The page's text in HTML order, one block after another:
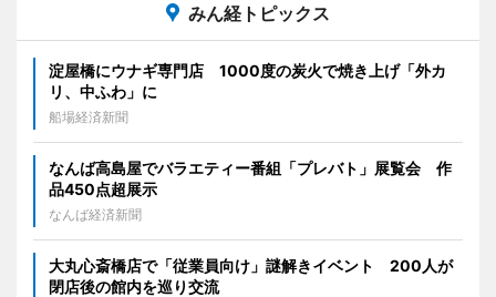
みん経トピックス
淀屋橋にウナギ専門店 1000度の炭火で焼き上げ「外カ
リ、中ふわ」に
船場経済新聞
なんば高島屋でバラエティー番組「プレバト」展覧会 作
品450点超展示
なんば経済新聞
大丸心斎橋店で「従業員向け」謎解きイベント 200人が
閉店後の館内を巡り交流